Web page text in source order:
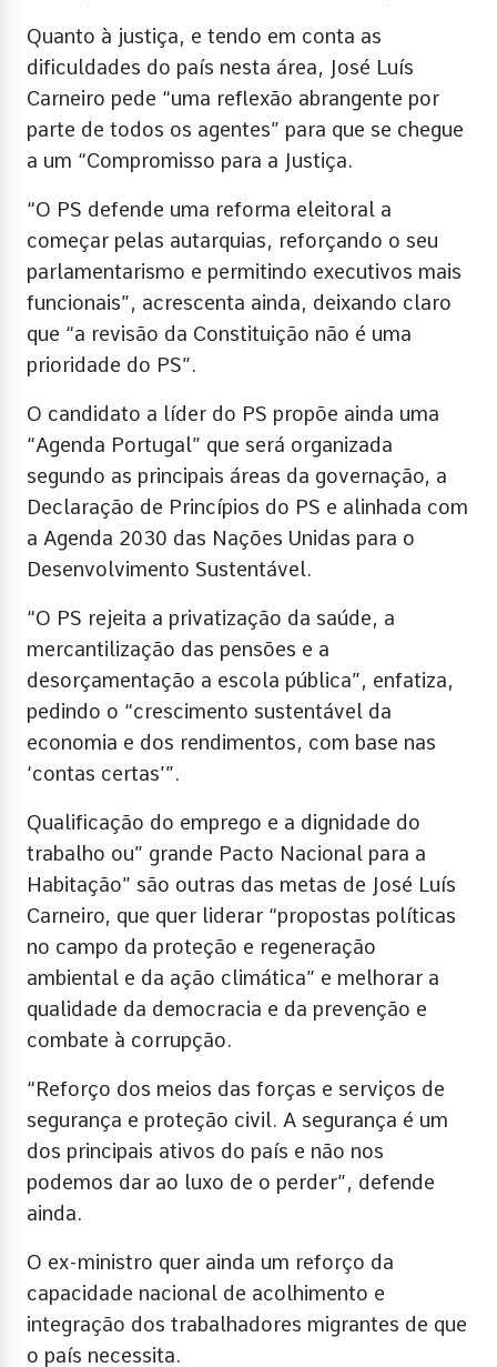
Quanto à justiça, e tendo em conta as
dificuldades do país nesta área, José Luís
Carneiro pede “uma reflexão abrangente por
parte de todos os agentes” para que se chegue
a um “Compromisso para a Justiça.
“O PS defende uma reforma eleitoral a
começar pelas autarquias, reforçando o seu
parlamentarismo e permitindo executivos mais
funcionais”, acrescenta ainda, deixando claro
que “a revisão da Constituição não é uma
prioridade do PS”.
O candidato a líder do PS propõe ainda uma
“Agenda Portugal” que será organizada
segundo as principais áreas da governação, a
Declaração de Princípios do PS e alinhada com
a Agenda 2030 das Nações Unidas para o
Desenvolvimento Sustentável.
“O PS rejeita a privatização da saúde, a
mercantilização das pensões e a
desorçamentação a escola pública”, enfatiza,
pedindo o “crescimento sustentável da
economia e dos rendimentos, com base nas
‘contas certas’”.
Qualificação do emprego e a dignidade do
trabalho ou” grande Pacto Nacional para a
Habitação” são outras das metas de José Luís
Carneiro, que quer liderar “propostas políticas
no campo da proteção e regeneração
ambiental e da ação climática” e melhorar a
qualidade da democracia e da prevenção e
combate à corrupção.
“Reforço dos meios das forças e serviços de
segurança e proteção civil. A segurança é um
dos principais ativos do país e não nos
podemos dar ao luxo de o perder”, defende
ainda.
O ex-ministro quer ainda um reforço da
capacidade nacional de acolhimento e
integração dos trabalhadores migrantes de que
o país necessita.